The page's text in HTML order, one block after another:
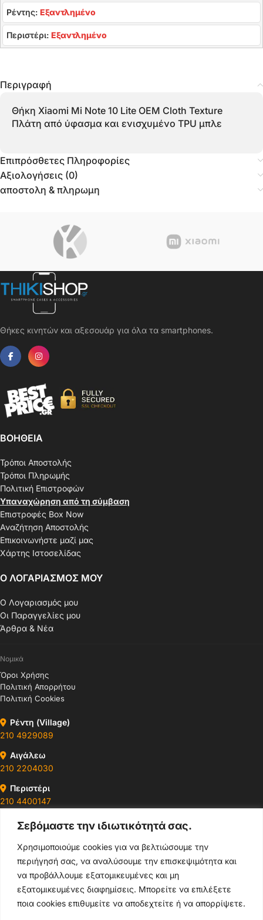
Σεβόμαστε την ιδιωτικότητά σας.
Χρησιμοποιούμε cookies για να βελτιώσουμε την
περιήγησή σας, να αναλύσουμε την επισκεψιμότητα και
να προβάλλουμε εξατομικευμένες και μη
εξατομικευμένες διαφημίσεις. Μπορείτε να επιλέξετε
ποια cookies επιθυμείτε να αποδεχτείτε ή να απορρίψετε.
Ρέντης: Εξαντλημένο
Περιστέρι: Εξαντλημένο
Περιγραφή
Θήκη Xiaomi Mi Note 10 Lite OEM Cloth Texture
Πλάτη από ύφασμα και ενισχυμένο TPU μπλε
Επιπρόσθετες Πληροφορίες
Αξιολογήσεις (0)
αποστολη & πληρωμη
Θήκες κινητών και αξεσουάρ για όλα τα smartphones.
ΒΟΗΘΕΙΑ
Τρόποι Αποστολής
Τρόποι Πληρωμής
Πολιτική Επιστροφών
Υπαναχώρηση από τη σύμβαση
Επιστροφές Box Now
Αναζήτηση Αποστολής
Επικοινωνήστε μαζί μας
Χάρτης Ιστοσελίδας
Ο ΛΟΓΑΡΙΑΣΜΟΣ ΜΟΥ
Ο Λογαριασμός μου
Οι Παραγγελίες μου
Άρθρα & Νέα
Νομικά
Όροι Χρήσης
Πολιτική Απορρήτου
Πολιτική Cookies
Ρέντη (Village)
210 4929089
Αιγάλεω
210 2204030
Περιστέρι
210 4400147
Ωράρια & Διευθύνσεις →
210 4929089
Κεντρικό τηλέφωνο
info@thikishop.gr